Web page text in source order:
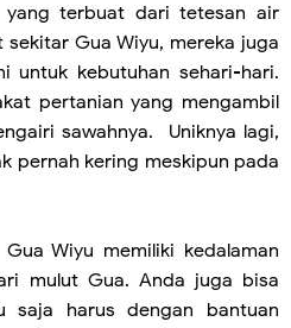
yang terbuat dari tetesan air
Gua Wiyu, mereka juga
untuk kebutuhan sehari-hari.
pertanian yang mengambil
sawahnya. Uniknya lagi,
pernah kering meskipun pada
Wiyu memiliki kedalaman
mulut Gua. Anda juga bisa
saja harus dengan bantuan